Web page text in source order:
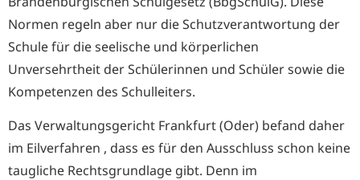
Normen regeln aber nur die Schutzverantwortung der
Schule für die seelische und körperlichen
Unversehrtheit der Schülerinnen und Schüler sowie die
Kompetenzen des Schulleiters.
Das Verwaltungsgericht Frankfurt (Oder) befand daher
im Eilverfahren , dass es für den Ausschluss schon keine
taugliche Rechtsgrundlage gibt. Denn im